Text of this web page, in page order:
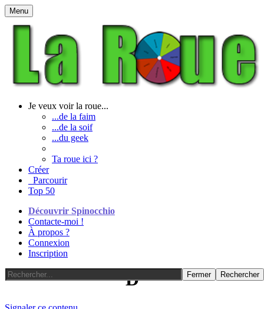
Menu
Je veux voir la roue...
...de la faim
...de la soif
...du geek
Ta roue ici ?
Créer
Parcourir
Top 50
Découvrir Spinocchio
Contacte-moi !
À propos ?
Connexion
Inscription
Fermer Rechercher
D